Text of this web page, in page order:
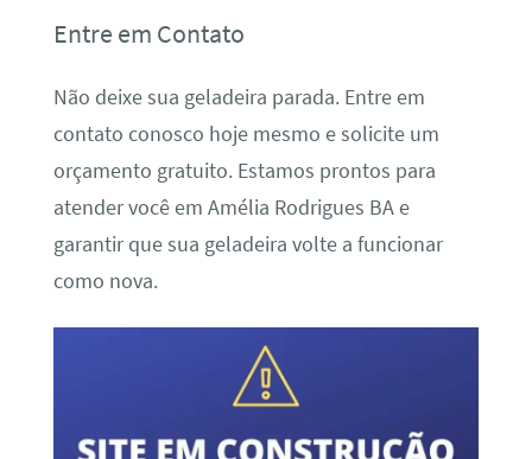
Entre em Contato
Não deixe sua geladeira parada. Entre em
contato conosco hoje mesmo e solicite um
orçamento gratuito. Estamos prontos para
atender você em Amélia Rodrigues BA e
garantir que sua geladeira volte a funcionar
como nova.